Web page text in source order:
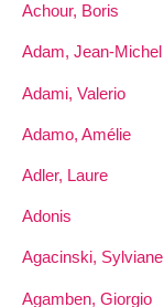
Achour, Boris
Adam, Jean-Michel
Adami, Valerio
Adamo, Amélie
Adler, Laure
Adonis
Agacinski, Sylviane
Agamben, Giorgio